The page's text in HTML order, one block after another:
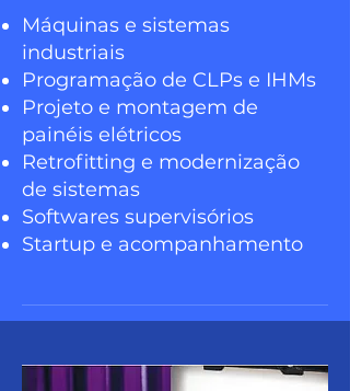
Máquinas e sistemas
industriais
Programação de CLPs e IHMs
Projeto e montagem de
painéis elétricos
Retrofitting e modernização
de sistemas
Softwares supervisórios
Startup e acompanhamento